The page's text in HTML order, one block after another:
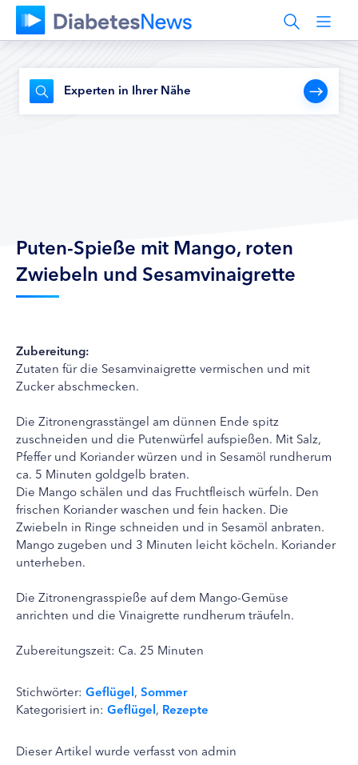
Experten in Ihrer Nähe
Puten-Spieße mit Mango, roten
Zwiebeln und Sesamvinaigrette
Zubereitung:
Zutaten für die Sesamvinaigrette vermischen und mit
Zucker abschmecken.
Die Zitronengrasstängel am dünnen Ende spitz
zuschneiden und die Putenwürfel aufspießen. Mit Salz,
Pfeffer und Koriander würzen und in Sesamöl rundherum
ca. 5 Minuten goldgelb braten.
Die Mango schälen und das Fruchtfleisch würfeln. Den
frischen Koriander waschen und fein hacken. Die
Zwiebeln in Ringe schneiden und in Sesamöl anbraten.
Mango zugeben und 3 Minuten leicht köcheln. Koriander
unterheben.
Die Zitronengrasspieße auf dem Mango-Gemüse
anrichten und die Vinaigrette rundherum träufeln.
Zubereitungszeit: Ca. 25 Minuten
Stichwörter: Geflügel, Sommer
Kategorisiert in: Geflügel, Rezepte
Dieser Artikel wurde verfasst von admin